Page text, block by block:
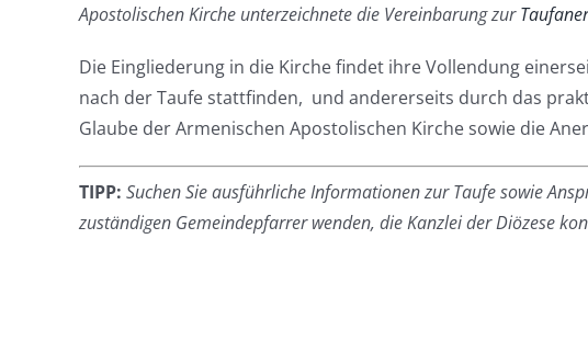
Apostolischen Kirche unterzeichnete die Vereinbarung zur
Die Eingliederung in die Kirche findet ihre Vollendung
nach der Taufe stattfinden, und andererseits durch das
Glaube der Armenischen Apostolischen Kirche sowie die
TIPP: Suchen Sie ausführliche Informationen zur Taufe sowie
zuständigen Gemeindepfarrer wenden, die Kanzlei der Diözese